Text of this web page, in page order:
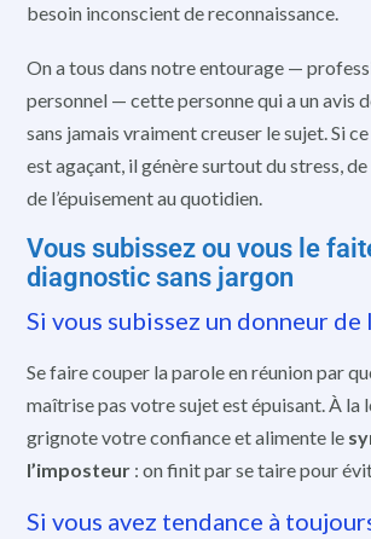
besoin inconscient de reconnaissance.
On a tous dans notre entourage —
personnel — cette personne qui a un avis
sans jamais vraiment creuser le sujet. Si
est agaçant, il génère surtout du stress,
de l’épuisement au quotidien.
Vous subissez ou vous le
diagnostic sans jargon
Si vous subissez un donneur de
Se faire couper la parole en réunion par
maîtrise pas votre sujet est épuisant. À la
grignote votre confiance et alimente le
l’imposteur : on finit par se taire pour
Si vous avez tendance à